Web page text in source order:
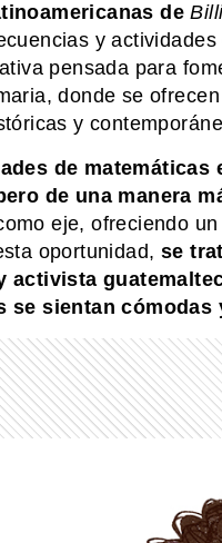
de
y
pensada para
donde se
y
de matemáticas
de una manera
eje, ofreciendo
oportunidad, se
activista
se sientan